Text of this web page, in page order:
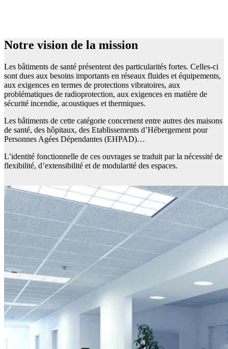
Notre vision de la mission
Les bâtiments de santé présentent des particularités fortes. Celles-ci
sont dues aux besoins importants en réseaux fluides et équipements,
aux exigences en termes de protections vibratoires, aux
problématiques de radioprotection, aux exigences en matière de
sécurité incendie, acoustiques et thermiques.
Les bâtiments de cette catégorie concernent entre autres des maisons
de santé, des hôpitaux, des Etablissements d’Hébergement pour
Personnes Agées Dépendantes (EHPAD)…
L’identité fonctionnelle de ces ouvrages se traduit par la nécessité de
flexibilité, d’extensibilité et de modularité des espaces.